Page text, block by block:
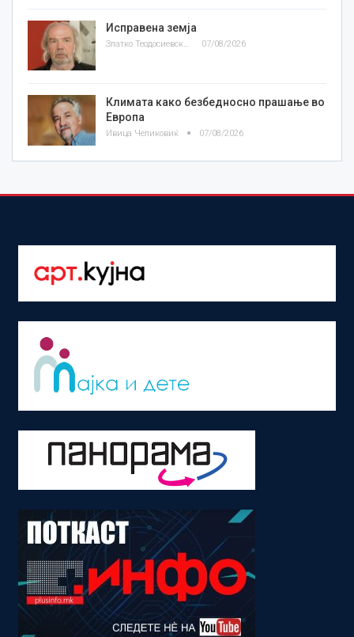
Исправена земја
07/08/2026
Климата како безбедносно прашање во
Европа
Ивица Челиковиќ 07/08/2026